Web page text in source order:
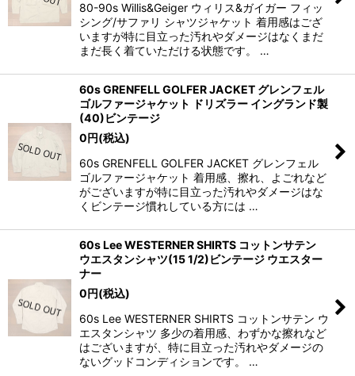
80-90s Willis&Geiger ウィリス&ガイガー フィッ
シング/サファリ シャツジャケット 着用感はござ
いますが特に目立った汚れやダメージはなくまだ
まだ長く着ていただける状態です。 …
60s GRENFELL GOLFER JACKET グレンフェル
ゴルファージャケット ドリズラー イングランド製
(40)ビンテージ
0円(税込)
60s GRENFELL GOLFER JACKET グレンフェル
ゴルファージャケット 着用感、擦れ、よごれなど
がございますが特に目立った汚れやダメージはな
くビンテージ慣れしている方には …
60s Lee WESTERNER SHIRTS コットンサテン
ウエスタンシャツ(15 1/2)ビンテージ ウエスター
ナー
0円(税込)
60s Lee WESTERNER SHIRTS コットンサテン ウ
エスタンシャツ 多少の着用感、わずかな擦れなど
はございますが、特に目立った汚れやダメージの
ないグッドコンディションです。 …